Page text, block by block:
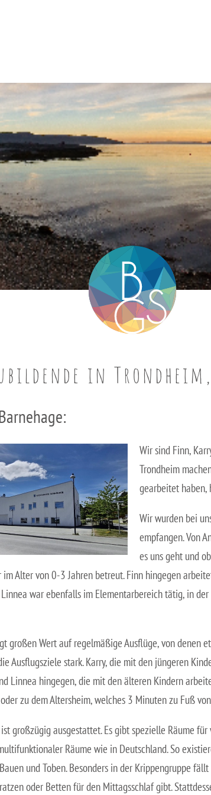
in
Wir sind Finn,
Trondheim
gearbeitet haben,
Wir wurden bei
empfangen. Von
es uns geht und
Alter von 0-3 Jahren betreut. Finn hingegen
war ebenfalls im Elementarbereich tätig, in
großen Wert auf regelmäßige Ausflüge, von denen
Ausflugsziele stark. Karry, die mit den jüngeren
Linnea hingegen, die mit den älteren Kindern
zu dem Altersheim, welches 3 Minuten zu Fuß
großzügig ausgestattet. Es gibt spezielle Räume für
Räume wie in Deutschland. So
und Toben. Besonders in der Krippengruppe
oder Betten für den Mittagsschlaf gibt.